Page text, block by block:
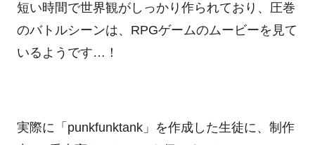
短い時間で世界観がしっかり作られており、圧巻
のバトルシーンは、RPGゲームのムービーを見て
いるようです…！
実際に「punkfunktank」を作成した生徒に、制作